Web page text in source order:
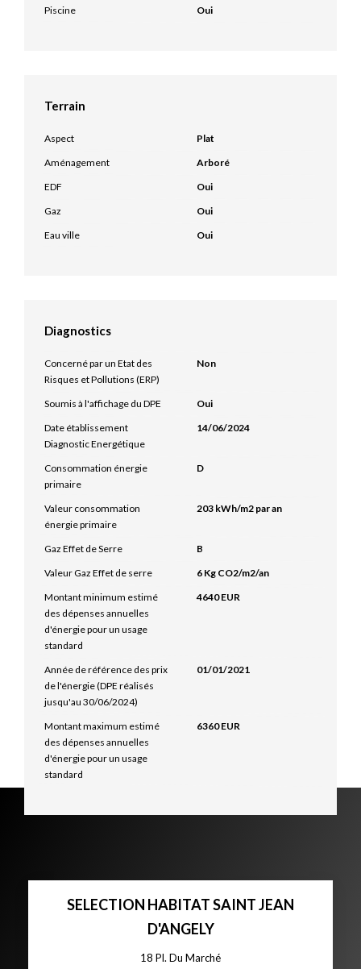
Piscine
Oui
Terrain
Aspect
Plat
Aménagement
Arboré
EDF
Oui
Gaz
Oui
Eau ville
Oui
Diagnostics
Concerné par un Etat des
Risques et Pollutions (ERP)
Non
Soumis à l'affichage du DPE
Oui
Date établissement
Diagnostic Energétique
14/06/2024
Consommation énergie
primaire
D
Valeur consommation
énergie primaire
203 kWh/m2 par an
Gaz Effet de Serre
B
Valeur Gaz Effet de serre
6 Kg CO2/m2/an
Montant minimum estimé
des dépenses annuelles
d'énergie pour un usage
standard
4640 EUR
Année de référence des prix
de l'énergie (DPE réalisés
jusqu'au 30/06/2024)
01/01/2021
Montant maximum estimé
des dépenses annuelles
d'énergie pour un usage
standard
6360 EUR
SELECTION HABITAT SAINT JEAN
D'ANGELY
18 Pl. Du Marché